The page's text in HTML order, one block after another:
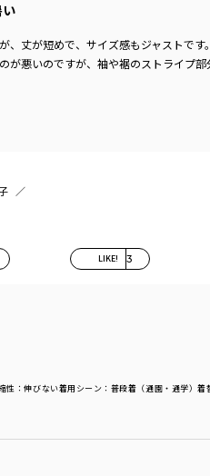
、丈が短めで、サイズ感もジャストです
が悪いのですが、袖や裾のストライプ
LIKE! 3
性 ：伸びない着用シーン ：普段着（通園・通学）着